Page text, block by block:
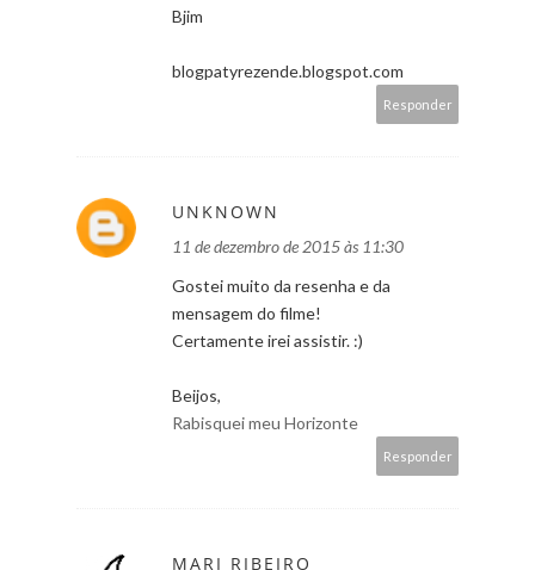
Bjim
blogpatyrezende.blogspot.com
Responder
UNKNOWN
11 de dezembro de 2015 às 11:30
Gostei muito da resenha e da
mensagem do filme!
Certamente irei assistir. :)
Beijos,
Rabisquei meu Horizonte
Responder
MARI RIBEIRO